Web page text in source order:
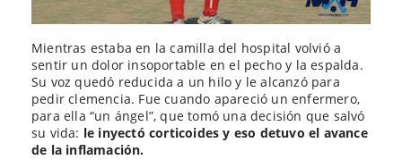
Mientras estaba en la camilla del hospital volvió a
sentir un dolor insoportable en el pecho y la espalda.
Su voz quedó reducida a un hilo y le alcanzó para
pedir clemencia. Fue cuando apareció un enfermero,
para ella “un ángel”, que tomó una decisión que salvó
su vida: le inyectó corticoides y eso detuvo el avance
de la inflamación.